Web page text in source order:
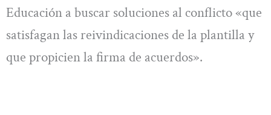
Educación a buscar soluciones al conflicto «que
satisfagan las reivindicaciones de la plantilla y
que propicien la firma de acuerdos».